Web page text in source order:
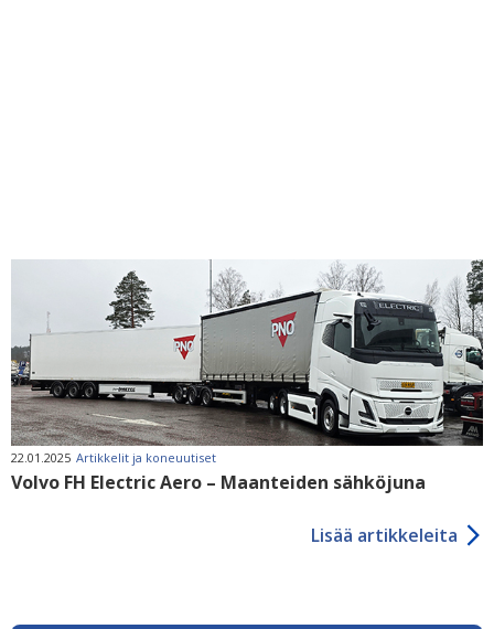
22.01.2025 Artikkelit ja koneuutiset
Volvo FH Electric Aero – Maanteiden sähköjuna
Lisää artikkeleita